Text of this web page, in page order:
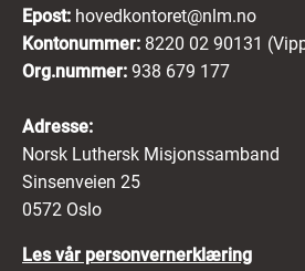
Epost: hovedkontoret@nlm.no
Kontonummer: 8220 02 90131
Org.nummer: 938 679 177
Adresse:
Norsk Luthersk Misjonssamband
Sinsenveien 25
0572 Oslo
Les vår personvernerklæring